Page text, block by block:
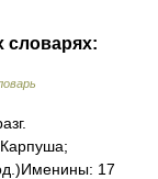
словарях:
17